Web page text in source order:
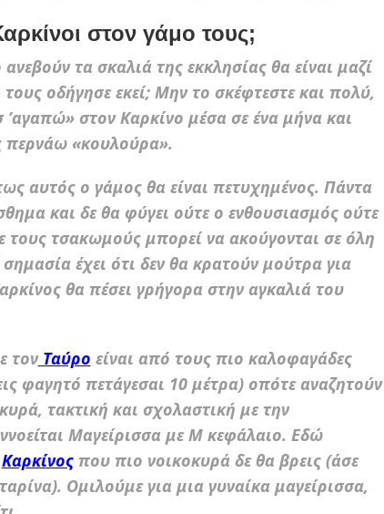
στον γάμο τους;
τα σκαλιά της εκκλησίας θα είναι μαζί
τους οδήγησε εκεί; Μην το σκέφτεστε και πολύ,
’αγαπώ» στον Καρκίνο μέσα σε ένα μήνα και
περνάω «κουλούρα».
αυτός ο γάμος θα είναι πετυχημένος. Πάντα
και δε θα φύγει ούτε ο ενθουσιασμός ούτε
τους τσακωμούς μπορεί να ακούγονται σε όλη
σημασία έχει ότι δεν θα κρατούν μούτρα για
θα πέσει γρήγορα στην αγκαλιά του
τονΤαύρο είναι από τους πιο καλοφαγάδες
φαγητό πετάγεσαι 10 μέτρα) οπότε αναζητούν
τακτική και σχολαστική με την
Μαγείρισσα με Μ κεφάλαιο. Εδώ
Καρκίνος που πιο νοικοκυρά δε θα βρεις (άσε
Ομιλούμε για μια γυναίκα μαγείρισσα,